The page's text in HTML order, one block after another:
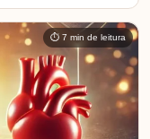
⏱ 7 min de leitura